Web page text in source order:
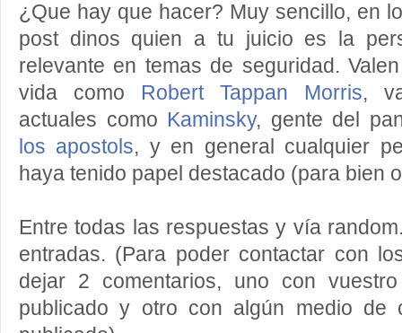
¿Que hay que hacer? Muy sencillo, en
post dinos quien a tu juicio es la
relevante en temas de seguridad.
vida como Robert Tappan Morris,
actuales como Kaminsky, gente del
los apostols, y en general cualquier
haya tenido papel destacado (para bien
Entre todas las respuestas y vía
entradas. (Para poder contactar con
dejar 2 comentarios, uno con
publicado y otro con algún medio de